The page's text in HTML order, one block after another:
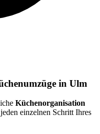
in Ulm
Küchenorganisation
einzelnen Schritt Ihres